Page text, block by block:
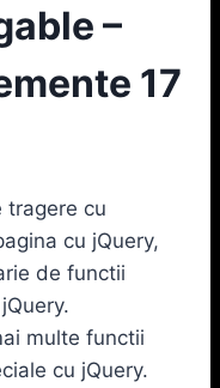
–
17
tragere cu
cu jQuery,
de functii
multe functii
cu jQuery.